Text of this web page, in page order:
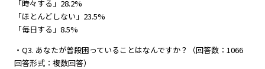
「時々する」28.2%
「ほとんどしない」23.5%
「毎日する」8.5%
・Q3. あなたが普段困っていることはなんですか？（回答数：1066
回答形式：複数回答）